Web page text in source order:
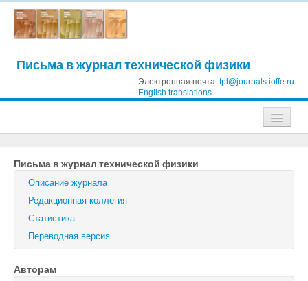
Письма в журнал технической физики
Электронная почта: tpl@journals.ioffe.ru
English translations
Журнал технической физики
Письма в Журнал технической физики
Физика твердого тела
Физика и техника полупроводников
Оптика и спектроскопия
Письма в журнал технической физики
Описание журнала
Редакционная коллегия
Статистика
Переводная версия
Авторам